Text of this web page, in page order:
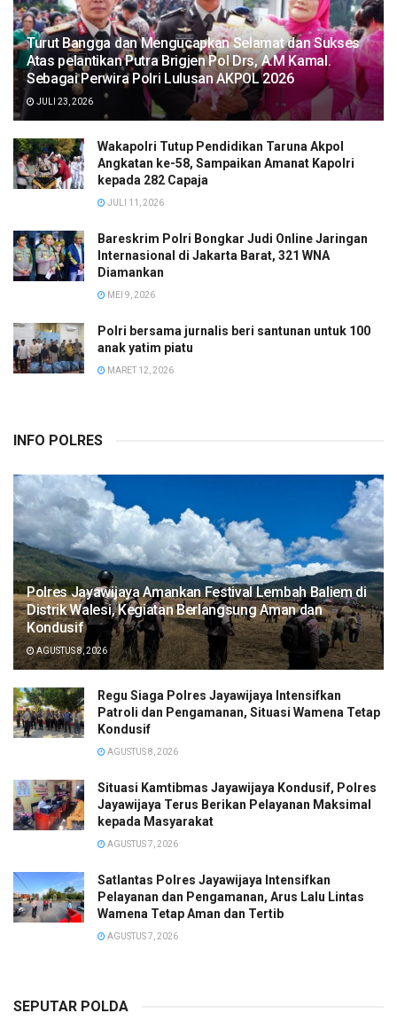
Turut Bangga dan Mengucapkan Selamat dan Sukses
Atas pelantikan Putra Brigjen Pol Drs, A.M Kamal.
Sebagai Perwira Polri Lulusan AKPOL 2026
JULI 23, 2026
Wakapolri Tutup Pendidikan Taruna Akpol
Angkatan ke-58, Sampaikan Amanat Kapolri
kepada 282 Capaja
JULI 11, 2026
Bareskrim Polri Bongkar Judi Online Jaringan
Internasional di Jakarta Barat, 321 WNA
Diamankan
MEI 9, 2026
Polri bersama jurnalis beri santunan untuk 100
anak yatim piatu
MARET 12, 2026
INFO POLRES
Polres Jayawijaya Amankan Festival Lembah Baliem di
Distrik Walesi, Kegiatan Berlangsung Aman dan
Kondusif
AGUSTUS 8, 2026
Regu Siaga Polres Jayawijaya Intensifkan
Patroli dan Pengamanan, Situasi Wamena Tetap
Kondusif
AGUSTUS 8, 2026
Situasi Kamtibmas Jayawijaya Kondusif, Polres
Jayawijaya Terus Berikan Pelayanan Maksimal
kepada Masyarakat
AGUSTUS 7, 2026
Satlantas Polres Jayawijaya Intensifkan
Pelayanan dan Pengamanan, Arus Lalu Lintas
Wamena Tetap Aman dan Tertib
AGUSTUS 7, 2026
SEPUTAR POLDA